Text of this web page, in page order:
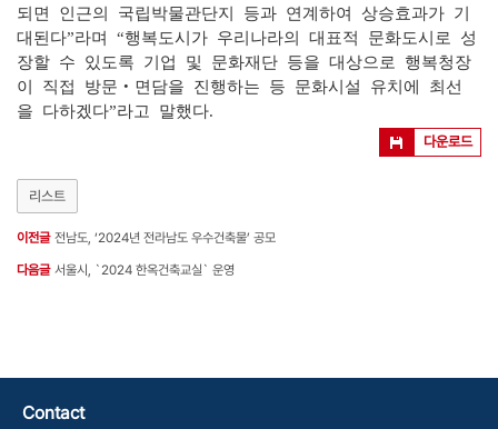
되면 인근의 국립박물관단지 등과 연계하여 상승효과가 기
대된다”라며 “행복도시가 우리나라의 대표적 문화도시로 성
장할 수 있도록 기업 및 문화재단 등을 대상으로 행복청장
이 직접 방문‧면담을 진행하는 등 문화시설 유치에 최선
을 다하겠다”라고 말했다.
다운로드
리스트
이전글 전남도, ‘2024년 전라남도 우수건축물’ 공모
다음글 서울시, `2024 한옥건축교실` 운영
Contact